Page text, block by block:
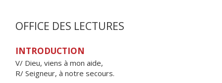
OFFICE DES LECTURES
INTRODUCTION
V/ Dieu, viens à mon aide,
R/ Seigneur, à notre secours.